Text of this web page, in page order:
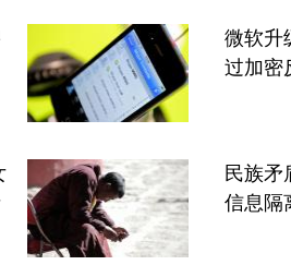
微软升
过加密
民族矛
信息隔